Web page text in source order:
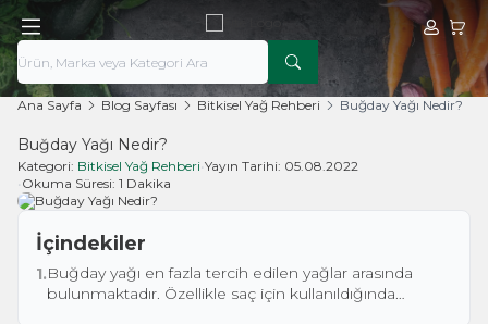
Hesabım
Ana Sayfa Blog Sayfası Bitkisel Yağ Rehberi Buğday Yağı Nedir?
Buğday Yağı Nedir?
Kategori: Bitkisel Yağ Rehberi•Yayın Tarihi: 05.08.2022
• Okuma Süresi: 1 Dakika
İçindekiler
1.Buğday yağı en fazla tercih edilen yağlar arasında
bulunmaktadır. Özellikle saç için kullanıldığında